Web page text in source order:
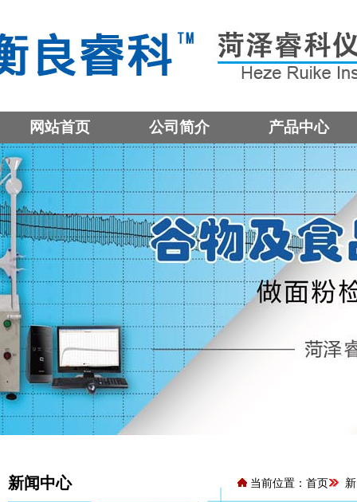
网站首页 公司简介 产品中心
新闻中心 当前位置： 首页